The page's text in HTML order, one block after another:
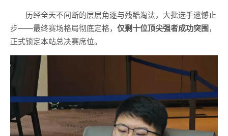
历经全天不间断的层层角逐与残酷淘汰，大批选手遗憾止
步——最终赛场格局彻底定格， 仅剩十位顶尖强者成功突围，
正式锁定本站总决赛席位。